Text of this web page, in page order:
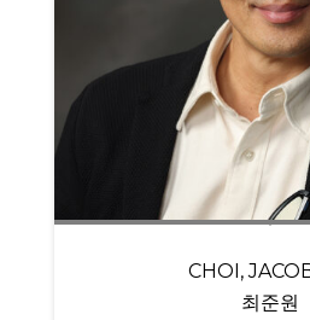
CHOI,
최준원